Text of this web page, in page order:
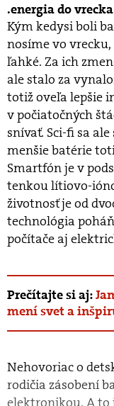
energia do vrecka
Kým kedysi boli
nosíme vo
ľahké. Za ich
ale stalo za
totiž oveľa lepšie
v počiatočných
snívať. Sci-fi sa
menšie batérie
Smartfón je v
tenkou lítiovo-
životnosť je od
technológia
počítače aj
Prečítajte si aj:
mení svet a
Nehovoriac o
rodičia zásobení
elektronikou. A to